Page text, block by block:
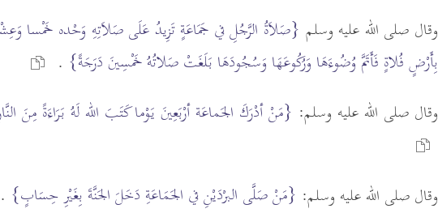
وقال صلى الله عليه وسلم {صَلاَةُ الرَّجُلِ في جَمَاعَةٍ تَزِيدُ عَلَى صَلاَتِهِ وَحْده خَمْسا
بِأَرْضٍ فُلاةٍ فَأَتَمَّ وُضُوءَهَا وَرُكُوعَهَا وَسُجُودَهَا بَلَغَتْ صَلاتُهُ خَمْسِينَ دَرَجَةً} .
وقال صلى الله عليه وسلم: {مَنْ أدْرَكَ الجَماعَة أرْبَعِينَ يَوْما كَتَبَ الله لَهُ بَرَاءَةً مِنَ
وقال صلى الله عليه وسلم: {مَنْ صَلَّى البرْدَيْنِ في الجَمَاعَةِ دَخَلَ الجَنَّةَ بِغَيْرِ حِسَابٍ} .